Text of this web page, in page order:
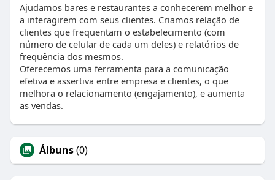
Ajudamos bares e restaurantes a conhecerem melhor e
a interagirem com seus clientes. Criamos relação de
clientes que frequentam o estabelecimento (com
número de celular de cada um deles) e relatórios de
frequência dos mesmos.
Oferecemos uma ferramenta para a comunicação
efetiva e assertiva entre empresa e clientes, o que
melhora o relacionamento (engajamento), e aumenta
as vendas.
Álbuns(0)